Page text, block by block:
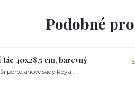
Podobné
40x28.5 cm, barevný
porcelánové sady Royal.